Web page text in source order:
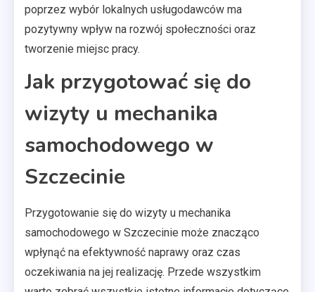
poprzez wybór lokalnych usługodawców ma
pozytywny wpływ na rozwój społeczności oraz
tworzenie miejsc pracy.
Jak przygotować się do
wizyty u mechanika
samochodowego w
Szczecinie
Przygotowanie się do wizyty u mechanika
samochodowego w Szczecinie może znacząco
wpłynąć na efektywność naprawy oraz czas
oczekiwania na jej realizację. Przede wszystkim